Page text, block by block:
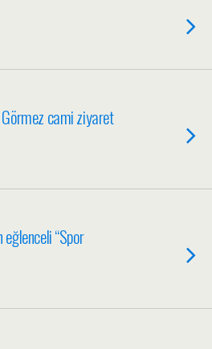
cami ziyaret
eğlenceli “Spor